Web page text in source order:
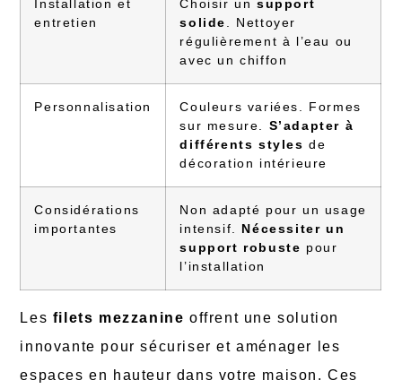
Installation et
entretien
Choisir unsupport
solide
. Nettoyer
régulièrement à l’eau ou
avec un chiffon
Personnalisation
Couleurs variées. Formes
sur mesure. S’adapter à
différents styles de
décoration intérieure
Considérations
importantes
Non adapté pour un usage
intensif. Nécessiter un
support robuste pour
l’installation
Les filets mezzanine offrent une solution
innovante pour sécuriser et aménager les
espaces en hauteur dans votre maison. Ces